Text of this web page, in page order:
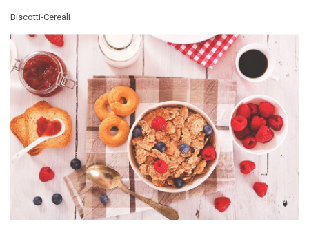
Biscotti-Cereali